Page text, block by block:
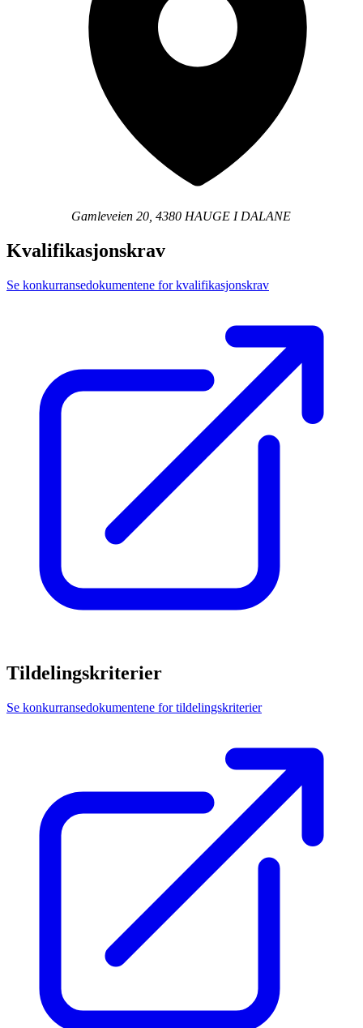
Gamleveien 20, 4380 HAUGE I DALANE
Kvalifikasjonskrav
Se konkurransedokumentene for kvalifikasjonskrav
Tildelingskriterier
Se konkurransedokumentene for tildelingskriterier